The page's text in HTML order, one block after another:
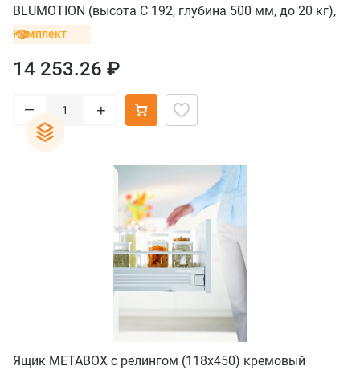
BLUMOTION (высота C 192, глубина 500 мм, до 20 кг),
крепление INSERTA, серый орион
Комплект
14 253.26 ₽
– +
Ящик METABOX с релингом (118х450) кремовый